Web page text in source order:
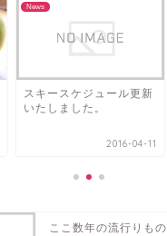
News
スキースケジュール更新
いたしました。
2016-04-11
ここ数年の流行りもの